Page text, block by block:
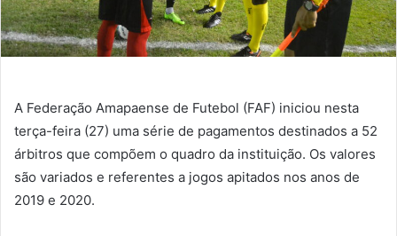
A Federação Amapaense de Futebol (FAF) iniciou nesta
terça-feira (27) uma série de pagamentos destinados a 52
árbitros que compõem o quadro da instituição. Os valores
são variados e referentes a jogos apitados nos anos de
2019 e 2020.